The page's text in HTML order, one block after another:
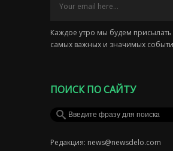
Каждое утро мы будем
самых важных и значимых
ПОИСК ПО САЙТУ
Редакция: news@newsdelo.com